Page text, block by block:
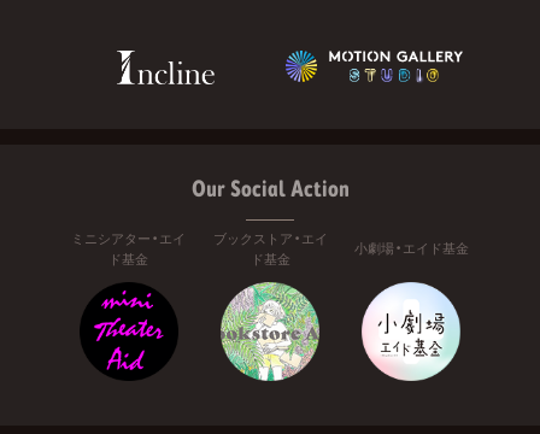
Our Social Action
ミニシアター・エイ
ド基金
ブックストア・エイ
ド基金
小劇場・エイド基金